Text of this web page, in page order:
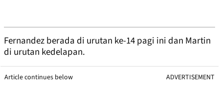
Fernandez berada di urutan ke-14 pagi ini dan Martin
di urutan kedelapan.
Article continues below ADVERTISEMENT